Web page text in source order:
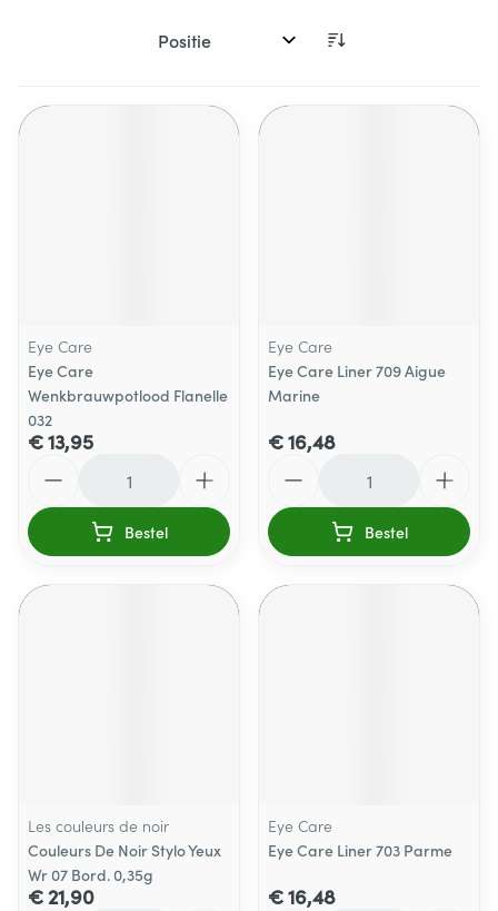
Sorteer op:
Eye Care
Eye Care
Wenkbrauwpotlood Flanelle
032
€ 13,95
Bestel
Eye Care
Eye Care Liner 709 Aigue
Marine
€ 16,48
Bestel
Les couleurs de noir
Couleurs De Noir Stylo Yeux
Wr 07 Bord. 0,35g
€ 21,90
Eye Care
Eye Care Liner 703 Parme
€ 16,48